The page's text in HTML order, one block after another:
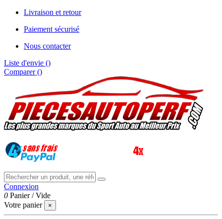
Livraison et retour
Paiement sécurisé
Nous contacter
Liste d'envie ()
Comparer ()
Connexion
0 Panier /Vide
Votre panier
×